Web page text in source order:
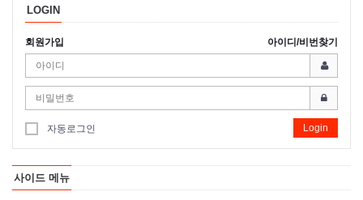
LOGIN
회원가입 아이디/비번찾기
자동로그인 Login
사이드 메뉴